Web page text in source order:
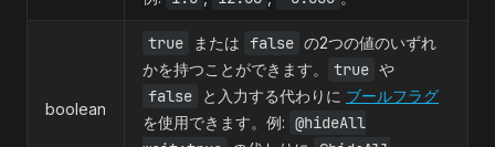
boolean
true または false の2つの値のいずれ
かを持つことができます。
true や
false と入力する代わりに ブールフラグ
を使用できます。例: @hideAll